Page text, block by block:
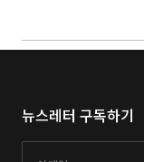
뉴스레터 구독하기